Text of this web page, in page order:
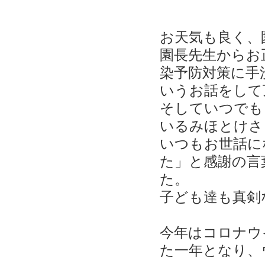
お天気も良く
園長先生から
染予防対策に
いうお話をし
そしていつで
いるみほとけ
いつもお世話
た」と感謝の
た。
子ども達も真
今年はコロナ
た一年となり